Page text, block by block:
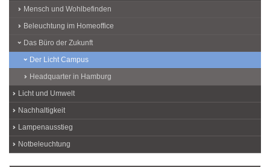
Mensch und Wohlbefinden
Beleuchtung im Homeoffice
Das Büro der Zukunft
Der Licht Campus
Headquarter in Hamburg
Licht und Umwelt
Nachhaltigkeit
Lampenausstieg
Notbeleuchtung